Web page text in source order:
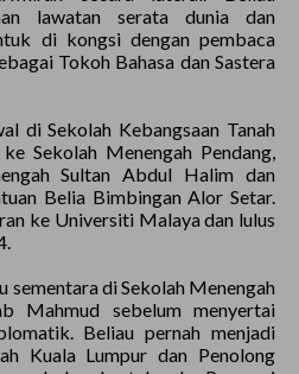
lawatan serata dunia dan
di kongsi dengan pembaca
Tokoh Bahasa dan Sastera
di Sekolah Kebangsaan Tanah
Sekolah Menengah Pendang,
Sultan Abdul Halim dan
Belia Bimbingan Alor Setar.
ke Universiti Malaya dan lulus
sementara di Sekolah Menengah
Mahmud sebelum menyertai
Beliau pernah menjadi
Kuala Lumpur dan Penolong